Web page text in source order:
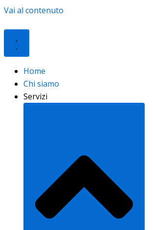
Vai al contenuto
Home
Chi siamo
Servizi